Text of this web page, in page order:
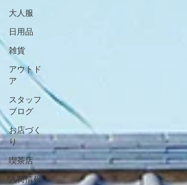
大人服
日用品
雑貨
アウトド
ア
スタッフ
ブログ
お店づく
り
喫茶店
入荷情報